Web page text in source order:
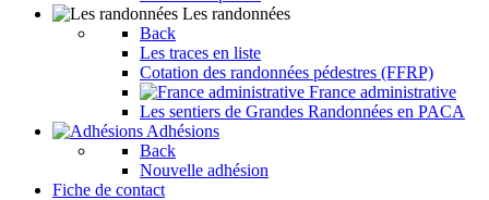
Les randonnées
Back
Les traces en liste
Cotation des randonnées pédestres (FFRP)
France administrative
Les sentiers de Grandes Randonnées en PACA
Adhésions
Back
Nouvelle adhésion
Fiche de contact